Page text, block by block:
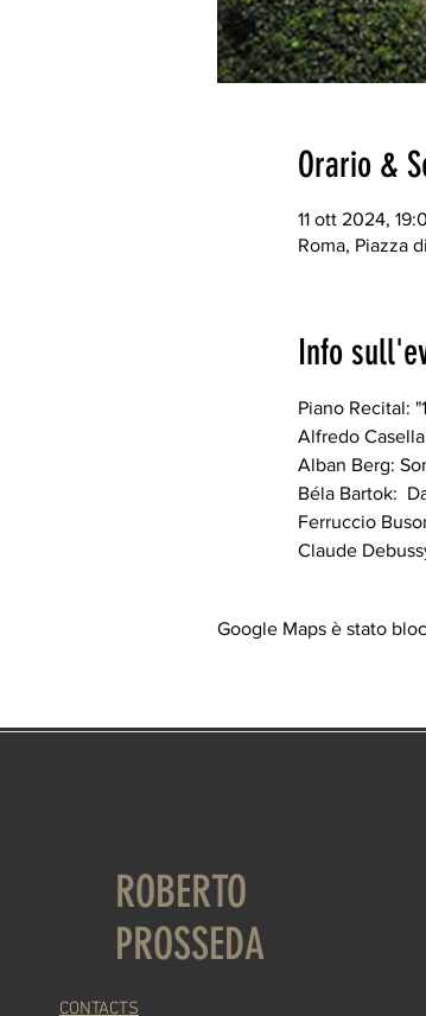
Orario &
11 ott 2024,
Roma, Piazza
Info
Piano Recital:
Alfredo
Alban Berg:
Béla Bartok:
Ferruccio
Claude
Google Maps è stato
ROBERTO
PROSSEDA
CONTACTS